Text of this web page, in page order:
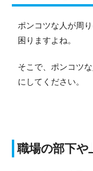
ポンコツな人が周
困りますよね。
そこで、ポンコツ
にしてください。
職場の部下や